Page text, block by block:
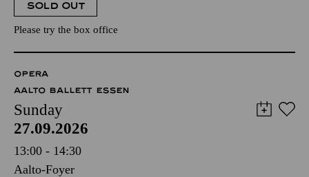
SOLD OUT
Please try the box office
OPERA
AALTO BALLETT ESSEN
Sunday
27.09.2026
13:00 - 14:30
Aalto-Foyer